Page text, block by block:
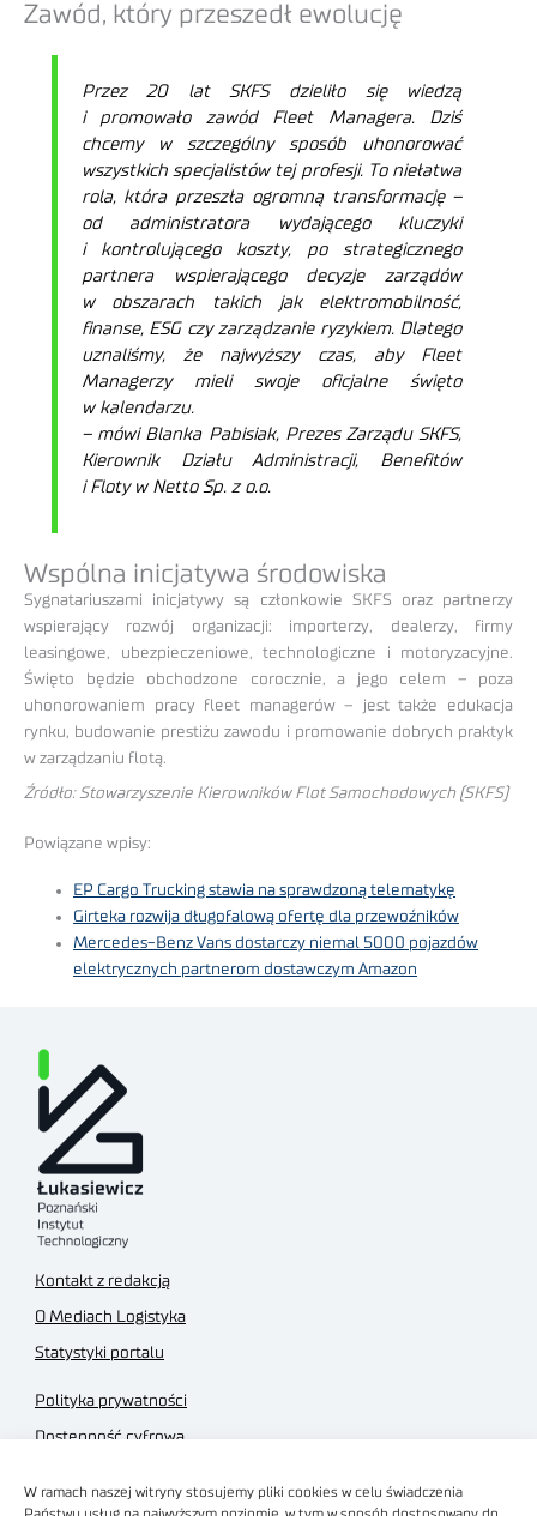
W ramach naszej witryny stosujemy pliki cookies w celu świadczenia
Zawód, który przeszedł ewolucję
Przez 20 lat SKFS dzieliło się wiedzą
i promowało zawód Fleet Managera. Dziś
chcemy w szczególny sposób uhonorować
wszystkich specjalistów tej profesji. To niełatwa
rola, która przeszła ogromną transformację –
od administratora wydającego kluczyki
i kontrolującego koszty, po strategicznego
partnera wspierającego decyzje zarządów
w obszarach takich jak elektromobilność,
finanse, ESG czy zarządzanie ryzykiem. Dlatego
uznaliśmy, że najwyższy czas, aby Fleet
Managerzy mieli swoje oficjalne święto
w kalendarzu.
– mówi Blanka Pabisiak, Prezes Zarządu SKFS,
Kierownik Działu Administracji, Benefitów
i Floty w Netto Sp. z o.o.
Wspólna inicjatywa środowiska
Sygnatariuszami inicjatywy są członkowie SKFS oraz partnerzy
wspierający rozwój organizacji: importerzy, dealerzy, firmy
leasingowe, ubezpieczeniowe, technologiczne i motoryzacyjne.
Święto będzie obchodzone corocznie, a jego celem – poza
uhonorowaniem pracy fleet managerów – jest także edukacja
rynku, budowanie prestiżu zawodu i promowanie dobrych praktyk
w zarządzaniu flotą.
Źródło: Stowarzyszenie Kierowników Flot Samochodowych (SKFS)
Powiązane wpisy:
EP Cargo Trucking stawia na sprawdzoną telematykę
Girteka rozwija długofalową ofertę dla przewoźników
Mercedes-Benz Vans dostarczy niemal 5000 pojazdów
elektrycznych partnerom dostawczym Amazon
Kontakt z redakcją
O Mediach Logistyka
Statystyki portalu
Polityka prywatności
Dostępność cyfrowa
Regulamin sklepu